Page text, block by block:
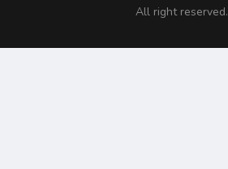
All right reserved.